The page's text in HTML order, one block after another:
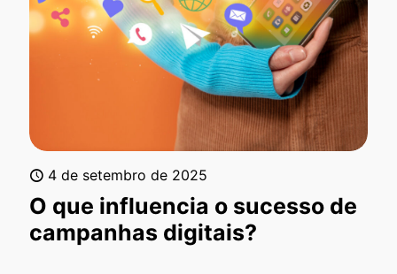
4 de setembro de 2025
O que influencia o sucesso de
campanhas digitais?